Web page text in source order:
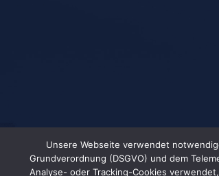
Unsere Webseite verwendet
Grundverordnung (DSGVO) und dem
Analyse- oder Tracking-Cookies